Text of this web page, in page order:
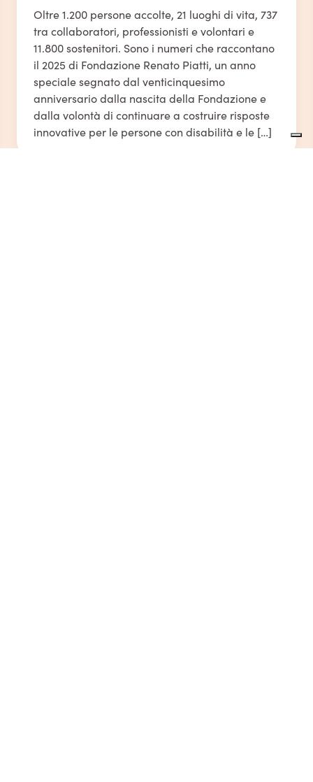
Oltre 1.200 persone accolte, 21 luoghi di vita, 737
tra collaboratori, professionisti e volontari e
11.800 sostenitori. Sono i numeri che raccontano
il 2025 di Fondazione Renato Piatti, un anno
speciale segnato dal venticinquesimo
anniversario dalla nascita della Fondazione e
dalla volontà di continuare a costruire risposte
innovative per le persone con disabilità e le […]